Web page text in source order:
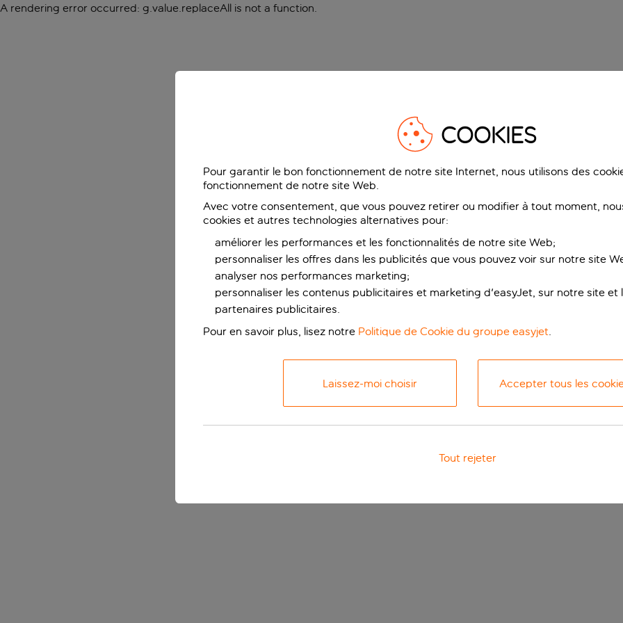
A rendering error occurred: g.value.replaceAll is not a function.
COOKIES
Pour garantir le bon fonctionnement de notre site Internet, nous utilisons des
fonctionnement de notre site Web.
Avec votre consentement, que vous pouvez retirer ou modifier à tout moment,
cookies et autres technologies alternatives pour:
améliorer les performances et les fonctionnalités de notre site Web;
personnaliser les offres dans les publicités que vous pouvez voir sur notre site
analyser nos performances marketing;
personnaliser les contenus publicitaires et marketing d'easyJet, sur notre site et
partenaires publicitaires.
Pour en savoir plus, lisez notre Politique de Cookie du groupe easyjet.
Laissez-moi choisir Accepter tous les
Tout rejeter